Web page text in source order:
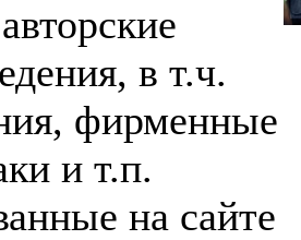
в т.ч.
фирменные
и т.п.
на сайте